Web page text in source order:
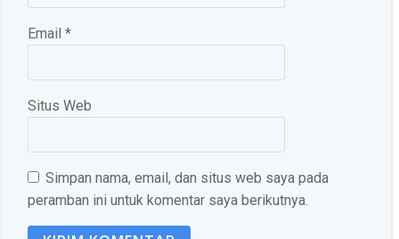
Email *
Situs Web
Simpan nama, email, dan situs web saya pada
peramban ini untuk komentar saya berikutnya.